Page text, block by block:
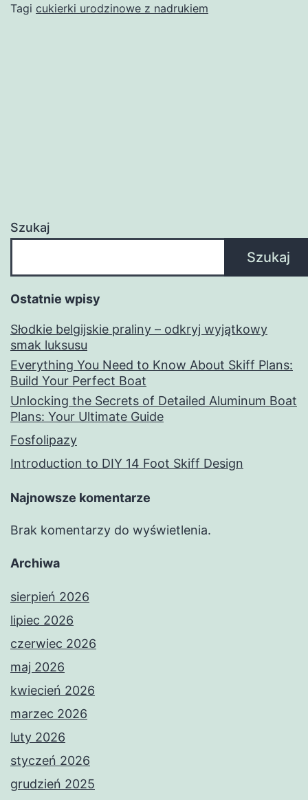
wyjątkowy
Tagi cukierki urodzinowe z nadrukiem
Szukaj
Szukaj
Ostatnie wpisy
Słodkie belgijskie praliny – odkryj wyjątkowy
smak luksusu
Everything You Need to Know About Skiff Plans:
Build Your Perfect Boat
Unlocking the Secrets of Detailed Aluminum Boat
Plans: Your Ultimate Guide
Fosfolipazy
Introduction to DIY 14 Foot Skiff Design
Najnowsze komentarze
Brak komentarzy do wyświetlenia.
Archiwa
sierpień 2026
lipiec 2026
czerwiec 2026
maj 2026
kwiecień 2026
marzec 2026
luty 2026
styczeń 2026
grudzień 2025